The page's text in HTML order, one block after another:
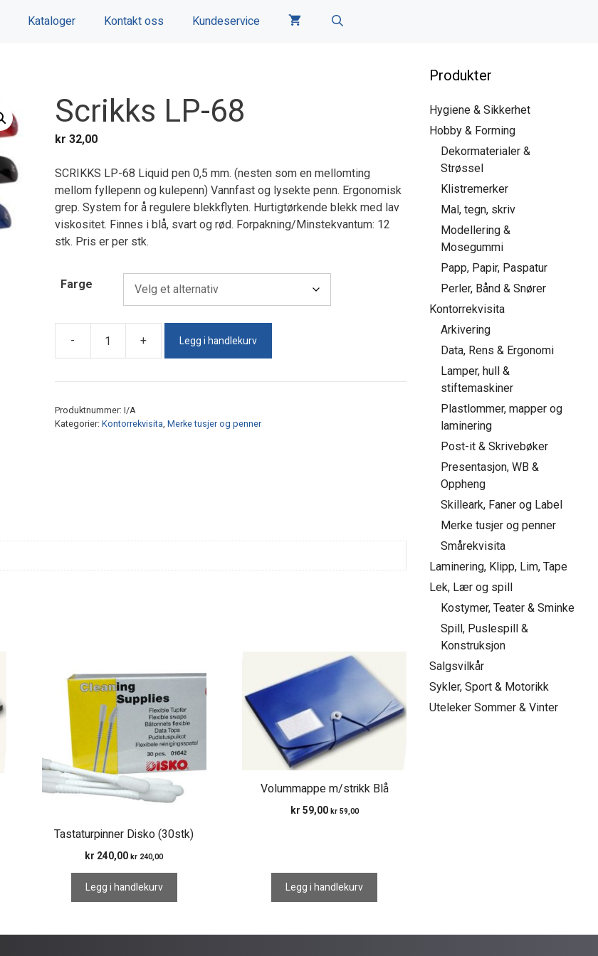
Kataloger Kontakt oss Kundeservice
Scrikks LP-68
kr 32,00
SCRIKKS LP-68 Liquid pen 0,5 mm. (nesten som en mellomting
mellom fyllepenn og kulepenn) Vannfast og lysekte penn. Ergonomisk
grep. System for å regulere blekkflyten. Hurtigtørkende blekk med lav
viskositet. Finnes i blå, svart og rød. Forpakning/Minstekvantum: 12
stk. Pris er per stk.
Farge
-
68
+ Legg i handlekurv
Produktnummer: I/A
Kategorier: Kontorrekvisita, Merke tusjer og penner
Tastaturpinner Disko (30stk)
kr 240,00 kr 240,00
Legg i handlekurv
Volummappe m/strikk Blå
kr 59,00 kr59,00
Legg i handlekurv
Produkter
Hygiene & Sikkerhet
Hobby & Forming
Dekormaterialer &
Strøssel
Klistremerker
Mal, tegn, skriv
Modellering &
Mosegummi
Papp, Papir, Paspatur
Perler, Bånd & Snører
Kontorrekvisita
Arkivering
Data, Rens & Ergonomi
Lamper, hull &
stiftemaskiner
Plastlommer, mapper og
laminering
Post-it & Skrivebøker
Presentasjon, WB &
Oppheng
Skilleark, Faner og Label
Merke tusjer og penner
Smårekvisita
Laminering, Klipp, Lim, Tape
Lek, Lær og spill
Kostymer, Teater & Sminke
Spill, Puslespill &
Konstruksjon
Salgsvilkår
Sykler, Sport & Motorikk
Uteleker Sommer & Vinter